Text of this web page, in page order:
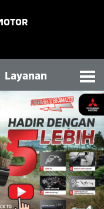
Layanan